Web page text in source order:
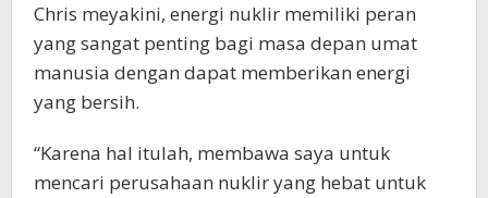
Chris meyakini, energi nuklir memiliki peran
yang sangat penting bagi masa depan umat
manusia dengan dapat memberikan energi
yang bersih.
“Karena hal itulah, membawa saya untuk
mencari perusahaan nuklir yang hebat untuk